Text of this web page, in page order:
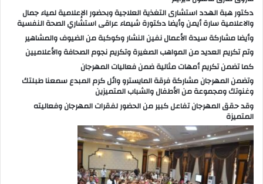
دكتور هبة الهدد استشارى التغذية العلاجية وبحضور الإعلامية لمياء جمال
والاعلامية سارة أيمن وأيضا دكتورة شيماء عراقى استشاري الصحة النفسية
وأيضا مشاركة سيدة الأعمال نفين النشار وكوكبة من الضيوف والمشاهير
وتم تكريم العديد من المواهب الصغيرة وتكريم نجوم الصحافة والأعلاميين
كما تضمن تكريم أمهات مثالية ضمن فعاليات المهرجان
وتضمن المهرجان مشاركة فرقة المايسترو وائل كرم المبدع سمعنا طبلتك
وغنوتك ومجموعة من الأطفال والشباب المتميزين
وقد حقق المهرجان تفاعل كبير من الحضور لفقرات المهرجان وفعاليته
المتميزة